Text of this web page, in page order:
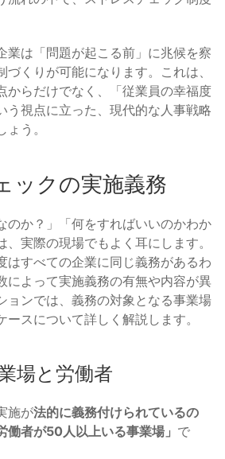
業は「問題が起こる前」に兆候を察
くりが可能になります。これは、
からだけでなく、「従業員の幸福度
う視点に立った、現代的な人事戦略
う。
ックの実施義務
のか？」「何をすればいいのかわか
、実際の現場でもよく耳にします。
はすべての企業に同じ義務があるわ
によって実施義務の有無や内容が異
ョンでは、義務の対象となる事業場
スについて詳しく解説します。
場と労働者
施が法的に義務付けられているの
働者が50人以上いる事業場」 で